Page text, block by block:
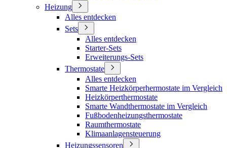
Heizung
Alles entdecken
Sets
Alles entdecken
Starter-Sets
Erweiterungs-Sets
Thermostate
Alles entdecken
Smarte Heizkörperhermostate im Vergleich
Heizkörperthermostate
Smarte Wandthermostate im Vergleich
Fußbodenheizungsthermostate
Raumthermostate
Klimaanlagensteuerung
Heizungssensoren